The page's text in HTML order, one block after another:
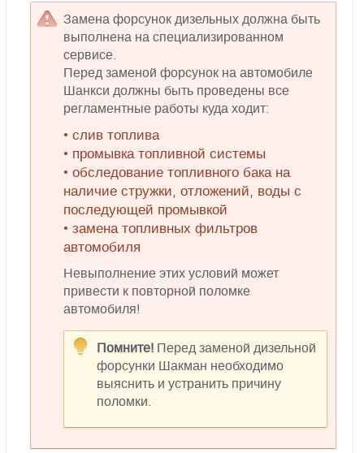
Замена форсунок дизельных должна быть
выполнена на специализированном
сервисе.
Перед заменой форсунок на автомобиле
Шанкси должны быть проведены все
регламентные работы куда ходит:
• слив топлива
• промывка топливной системы
• обследование топливного бака на
наличие стружки, отложений, воды с
последующей промывкой
• замена топливных фильтров
автомобиля
Невыполнение этих условий может
привести к повторной поломке
автомобиля!
Помните! Перед заменой дизельной
форсунки Шакман необходимо
выяснить и устранить причину
поломки.